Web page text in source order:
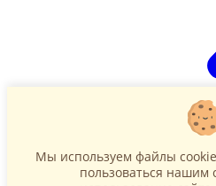
Наружные
Мы используем файлы
пользоваться нашим